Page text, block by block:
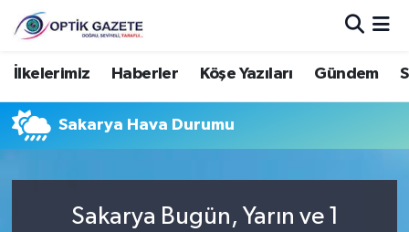
İlkelerimiz Haberler Köşe Yazıları Gündem
Sakarya Hava Durumu
Sakarya Bugün, Yarın ve 1
Nöbetçi Eczaneler
Hava Durumu
Trafik Durumu